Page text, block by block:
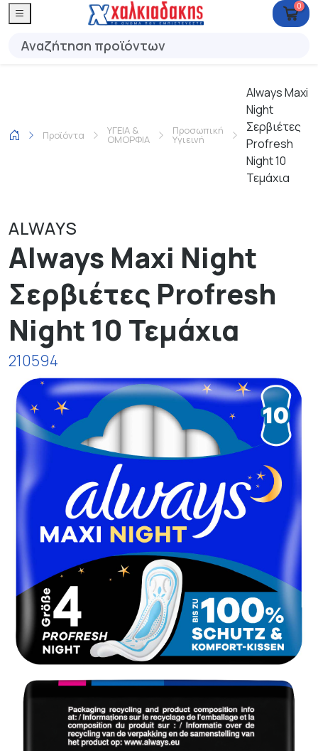
0
Προϊόντα ΥΓΕΙΑ &
ΟΜΟΡΦΙΑ
Προσωπική
Υγιεινή
Always Maxi
Night
Σερβιέτες
Profresh
Night 10
Τεμάχια
ALWAYS
Always Maxi Night
Σερβιέτες Profresh
Night 10 Τεμάχια
210594